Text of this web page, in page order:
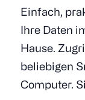
Einfach,
Ihre Daten
Hause.
beliebigen
Computer.